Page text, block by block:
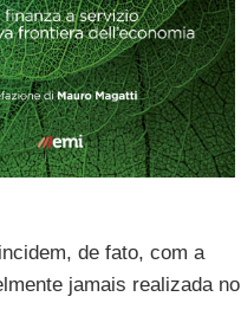
de fato, com a
jamais realizada no